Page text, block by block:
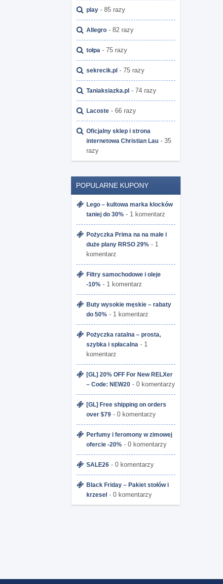
play - 85 razy
Allegro - 82 razy
tołpa - 75 razy
sekrecik.pl - 75 razy
Taniaksiazka.pl - 74 razy
Lacoste - 66 razy
Oficjalny sklep i strona
internetowa Christian Lau - 35
razy
POPULARNE KUPONY
Lego – kultowa marka klocków
taniej do 30% - 1 komentarz
Pożyczka Prima na na małe i
duże plany RRSO 29% - 1
komentarz
Filtry samochodowe i oleje
-10% - 1 komentarz
Buty wysokie męskie – rabaty
do 50% - 1 komentarz
Pożyczka ratalna – prosta,
szybka i spłacalna - 1
komentarz
[GL] 20% OFF For New RELXer
– Code: NEW20 - 0 komentarzy
[GL] Free shipping on orders
over $79 - 0 komentarzy
Perfumy i feromony w zimowej
ofercie -20% - 0 komentarzy
SALE26 - 0 komentarzy
Black Friday – Pakiet stołów i
krzeseł- 0 komentarzy